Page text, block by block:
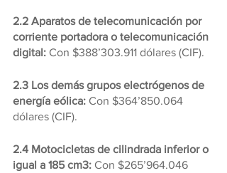
2.2 Aparatos de telecomunicación por
corriente portadora o telecomunicación
digital: Con $388’303.911 dólares (CIF).
2.3 Los demás grupos electrógenos de
energía eólica: Con $364’850.064
dólares (CIF).
2.4 Motocicletas de cilindrada inferior o
igual a 185 cm3: Con $265’964.046